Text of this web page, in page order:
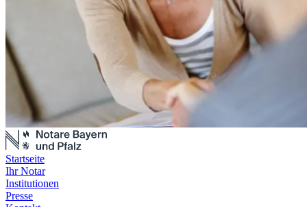
Startseite
Ihr Notar
Institutionen
Presse